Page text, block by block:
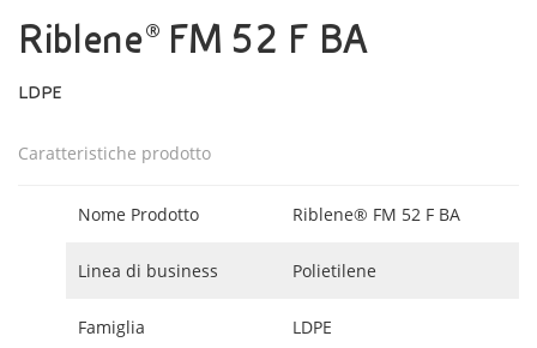
Riblene® FM 52 F BA
LDPE
Caratteristiche prodotto
Nome Prodotto Riblene® FM 52 F BA
Linea di business Polietilene
Famiglia LDPE